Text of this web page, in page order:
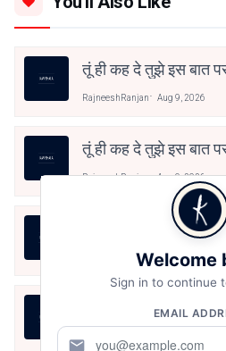
तूं ही कह दे तुझे इस बात
RajneeshRanjan Aug 9, 2026
तूं ही कह दे तुझे इस बात
RajneeshRanjan Aug 9, 2026
हौसला, ख्वाबों के जरिये
RajneeshRanjan Aug 9, 2026
राखी — एक अधूरी डोरी
Welcome
Sign in to continue
EMAIL
mail